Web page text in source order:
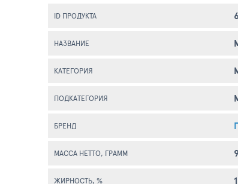
ID ПРОДУКТА
НАЗВАНИЕ
КАТЕГОРИЯ
ПОДКАТЕГОРИЯ
БРЕНД
МАССА НЕТТО, ГРАММ
ЖИРНОСТЬ, %